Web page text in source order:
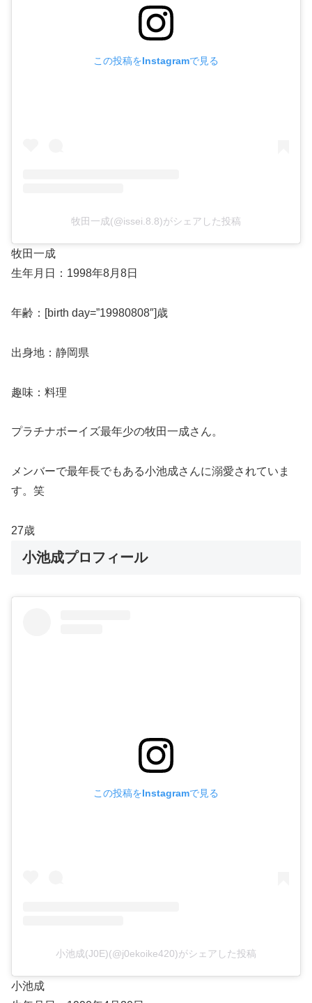
この投稿をInstagramで見る
牧田一成(@issei.8.8)がシェアした投稿
牧田一成
生年月日：1998年8月8日
年齢：[birth day=”19980808″]歳
出身地：静岡県
趣味：料理
プラチナボーイズ最年少の牧田一成さん。
メンバーで最年長でもある小池成さんに溺愛されていま
す。笑
27歳
小池成プロフィール
この投稿をInstagramで見る
小池成(J0E)(@j0ekoike420)がシェアした投稿
小池成